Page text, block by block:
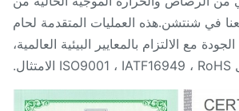
العمليات المتقدمة لحام
الالتزام بالمعايير البيئية العالمية،